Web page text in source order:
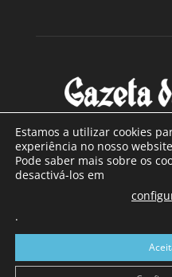
Com sede nas Caldas
a sul de distrito de Leiria,
toda a região Oeste.
Continental e
Estamos a utilizar cookies
experiência no nosso
Pode saber mais sobre os
desactivá-los em
.